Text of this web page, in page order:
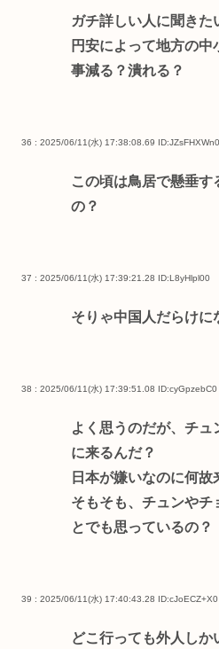
ガチ詳しい人に聞きた
円安によって地方の
事減る？潰れる？
36 : 2025/06/11(水) 17:38:08.69 ID:JZsFHXWn0
この頃は鳥居で懸垂
の？
37 : 2025/06/11(水) 17:39:21.28 ID:L8yHlpl00
そりゃ中国人だらけに
38 : 2025/06/11(水) 17:39:51.08 ID:cyGpzebC0
よく思うのだが、チ
に来るんだ？
日本が嫌いなのに何故
そもそも、チュンやチ
とでも思っているの？
39 : 2025/06/11(水) 17:40:43.28 ID:cJoECZ+X0
どこ行っても外人しか